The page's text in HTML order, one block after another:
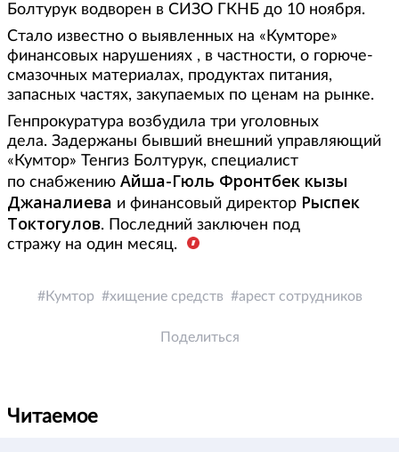
Болтурук водворен в СИЗО ГКНБ до 10 ноября.
Стало известно о выявленных на «Кумторе»
финансовых нарушениях , в частности, о горюче-
смазочных материалах, продуктах питания,
запасных частях, закупаемых по ценам на рынке.
Генпрокуратура возбудила три уголовных
дела. Задержаны бывший внешний управляющий
«Кумтор» Тенгиз Болтурук, специалист
по снабжению Айша-Гюль Фронтбек кызы
Джаналиева и финансовый директор Рыспек
Токтогулов. Последний заключен под
стражу на один месяц.
Кумтор хищение средств арест сотрудников
Поделиться
Читаемое